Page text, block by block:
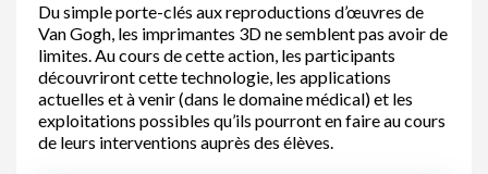
Du simple porte-clés aux reproductions d’œuvres de
Van Gogh, les imprimantes 3D ne semblent pas avoir de
limites. Au cours de cette action, les participants
découvriront cette technologie, les applications
actuelles et à venir (dans le domaine médical) et les
exploitations possibles qu’ils pourront en faire au cours
de leurs interventions auprès des élèves.